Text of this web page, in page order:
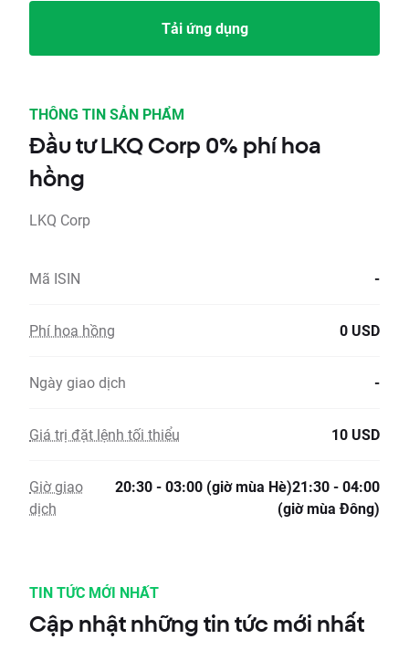
Tải ứng dụng
THÔNG TIN SẢN PHẨM
Đầu tư LKQ Corp 0% phí hoa
hồng
LKQ Corp
Mã ISIN -
Phí hoa hồng 0 USD
Ngày giao dịch -
Giá trị đặt lệnh tối thiểu 10 USD
Giờ giao
dịch
20:30 - 03:00 (giờ mùa Hè)21:30 - 04:00
(giờ mùa Đông)
TIN TỨC MỚI NHẤT
Cập nhật những tin tức mới nhất